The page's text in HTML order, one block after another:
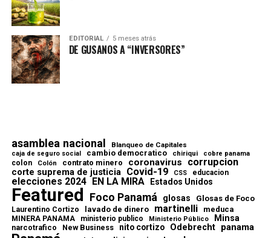
EDITORIAL 5 meses atrás
DE GUSANOS A “INVERSORES”
asamblea nacional Blanqueo de Capitales
caja de seguro social cambio democratico chiriqui cobre panama
colon Colón contrato minero coronavirus corrupcion
corte suprema de justicia Covid-19 CSS educacion
elecciones 2024 EN LA MIRA Estados Unidos
Featured Foco Panamá glosas Glosas de Foco
Laurentino Cortizo lavado de dinero martinelli meduca
MINERA PANAMA ministerio publico Ministerio Público Minsa
narcotrafico New Business nito cortizo Odebrecht panama